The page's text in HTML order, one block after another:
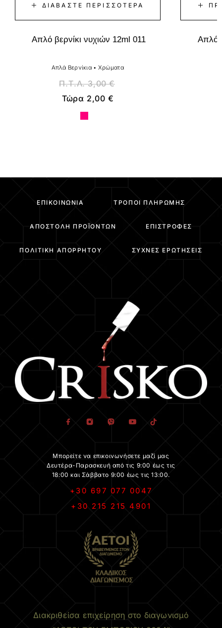
ΔΙΑΒΆΣΤΕ ΠΕΡΙΣΣΌΤΕΡΑ
Απλό βερνίκι νυχιών 12ml 011
Απλά Βερνίκια • Χρώματα
Π.Τ.Λ.3,00€
Τώρα 2,00 €
Απλό
ΕΠΙΚΟΙΝΩΝΊΑ ΤΡΌΠΟΙ ΠΛΗΡΩΜΉΣ
ΑΠΟΣΤΟΛΉ ΠΡΟΪΌΝΤΩΝ ΕΠΙΣΤΡΟΦΈΣ
ΠΟΛΙΤΙΚΉ ΑΠΟΡΡΉΤΟΥ ΣΥΧΝΈΣ ΕΡΩΤΉΣΕΙΣ
Μπορείτε να επικοινωνήσετε μαζί μας
Δευτέρα-Παρασκευή από τις 9:00 έως τις
18:00 και Σάββατο 9:00 έως τις 13:00.
+30 697 077 0047
+30 215 215 4901
Διακριθείσα επιχείρηση στο διαγωνισμό